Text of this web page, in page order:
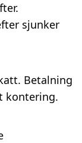
sjunker
Betalning
kontering.